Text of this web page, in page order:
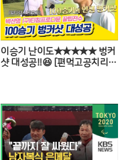
이승기 난이도★★★★★ 벙커
샷 대성공!!😆 [편먹고공치리|2